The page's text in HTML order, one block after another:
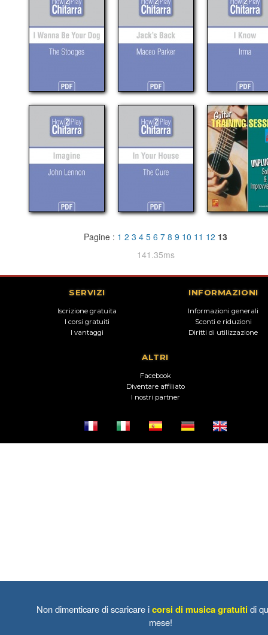
Pagine : 1 2 3 4 5 6 7 8 9 10 11 12 13
141.35ms
SERVIZI
Iscrizione gratuita
I corsi gratuiti
I vantaggi
INFORMAZIONI
Informazioni generali
Sconti e riduzioni
Diritti di utilizzazione
ALTRI
Facebook
Diventare affiliato
I nostri partner
Non dimenticare di scaricare icorsi di musica gratuiti di
mese!